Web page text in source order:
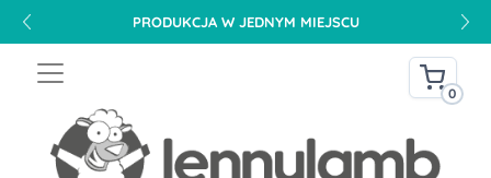
PRODUKCJA W JEDNYM MIEJSCU
0